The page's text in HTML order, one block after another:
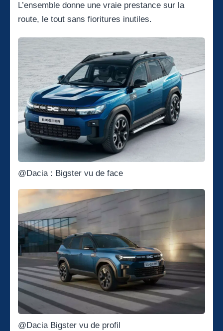
L’ensemble donne une vraie prestance sur la
route, le tout sans fioritures inutiles.
@Dacia : Bigster vu de face
@Dacia Bigster vu de profil